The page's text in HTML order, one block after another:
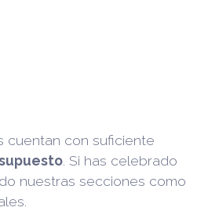
cuentan con suficiente
. Si has celebrado
nuestras secciones como